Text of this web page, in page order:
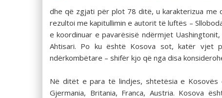
dhe që zgjati për plot 78 ditë, u karakterizua me
rezultoi me kapitullimin e autorit të luftës –
e koordinuar e pavarësisë ndërmjet
Ahtisari. Po ku është Kosova sot, katër vjet
ndërkombëtare – shifër kjo që nga disa
Në ditët e para të lindjes, shtetësia e Kosovës
Gjermania, Britania, Franca, Austria. Kosova